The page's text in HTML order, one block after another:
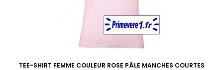
TEE-SHIRT FEMME COULEUR ROSE PÂLE MANCHES COURTES